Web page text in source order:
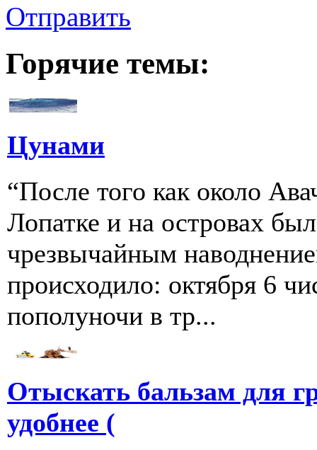
Отправить
Горячие темы:
Цунами
“После того как около
Лопатке и на островах
чрезвычайным
происходило: октября 6
пополуночи в тр...
Отыскать бальзам для
удобнее (